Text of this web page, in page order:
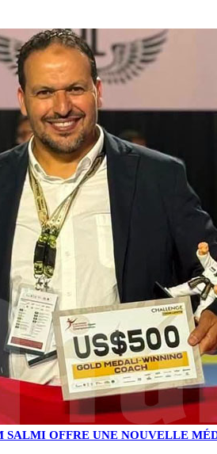
SALMI OFFRE UNE NOUVELLE